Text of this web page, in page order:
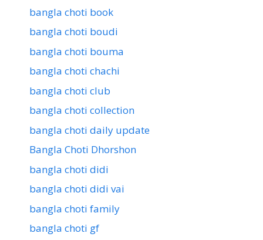
bangla choti book
bangla choti boudi
bangla choti bouma
bangla choti chachi
bangla choti club
bangla choti collection
bangla choti daily update
Bangla Choti Dhorshon
bangla choti didi
bangla choti didi vai
bangla choti family
bangla choti gf